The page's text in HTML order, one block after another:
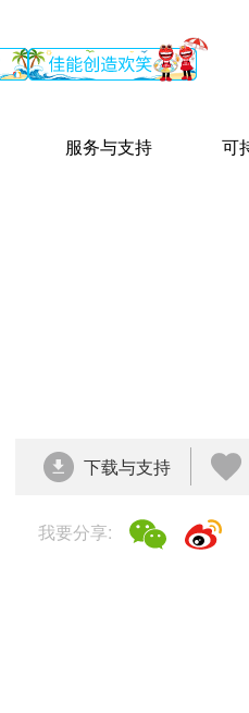
服务与支持 可
下载与支持
我要分享: